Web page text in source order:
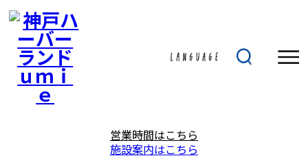
営業時間はこちら
施設案内はこちら